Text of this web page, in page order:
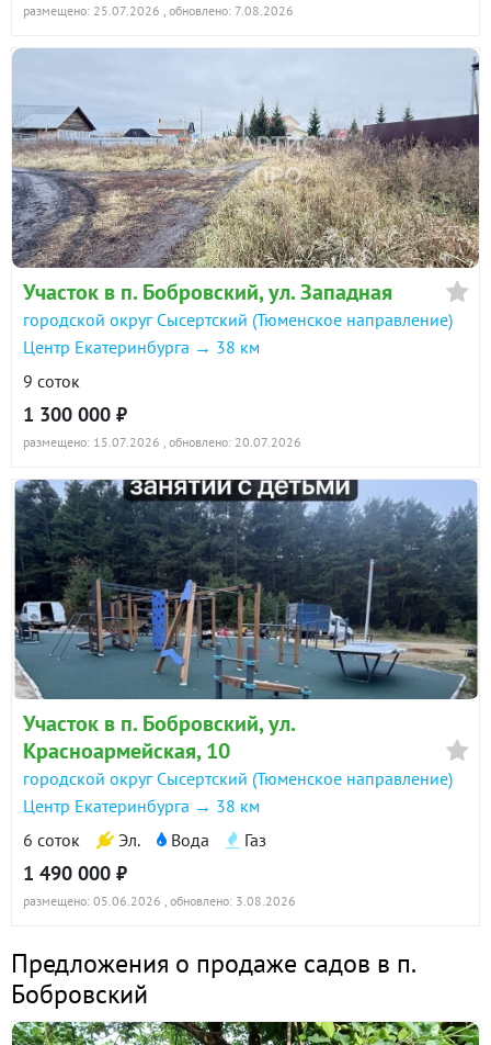
размещено: 25.07.2026 , обновлено: 7.08.2026
Участок в п. Бобровский, ул. Западная
городской округ Сысертский (Тюменское направление)
Центр Екатеринбурга → 38 км
9 соток
1 300 000 ₽
размещено: 15.07.2026 , обновлено: 20.07.2026
Участок в п. Бобровский, ул.
Красноармейская, 10
городской округ Сысертский (Тюменское направление)
Центр Екатеринбурга → 38 км
6 соток
Эл. Вода Газ
1 490 000 ₽
размещено: 05.06.2026 , обновлено: 3.08.2026
Предложения о продаже садов в п.
Бобровский